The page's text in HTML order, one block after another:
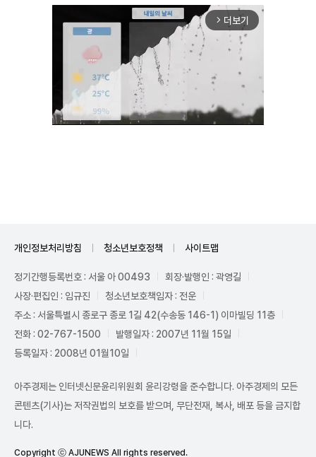
arrow_forward_ios 더보기
개인정보처리방침 청소년보호정책 사이트맵
정기간행등록번호 : 서울 아 00493
회장·발행인 : 곽영길
사장·편집인 : 임규진
청소년보호책임자 : 전운
주소 : 서울특별시 종로구 종로 1길 42(수송동 146-1) 이마빌딩 11층
전화 : 02-767-1500
발행일자 : 2007년 11월 15일
등록일자 : 2008년 01월10일
아주경제는 인터넷신문윤리위원회 윤리강령을 준수합니다. 아주경제의 모든
콘텐츠(기사)는 저작권법의 보호를 받으며, 무단전재, 복사, 배포 등을 금지합
니다.
Copyright ⓒ AJUNEWS All rights reserved.